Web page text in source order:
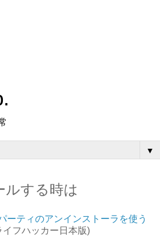
▼
ルする時は
ーティのアンインストーラを使う
イフハッカー日本版)